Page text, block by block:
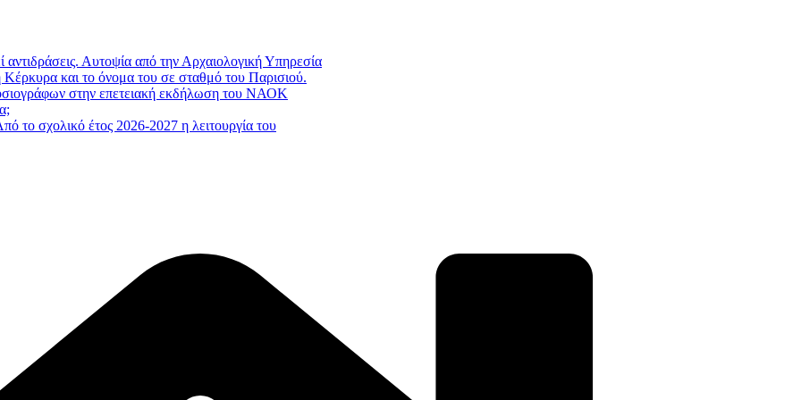
Αυτοψία από την Αρχαιολογική Υπηρεσία
και το όνομα του σε σταθμό του Παρισιού.
στην επετειακή εκδήλωση του ΝΑΟΚ
το σχολικό έτος 2026-2027 η λειτουργία του